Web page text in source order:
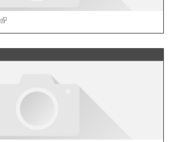
(link